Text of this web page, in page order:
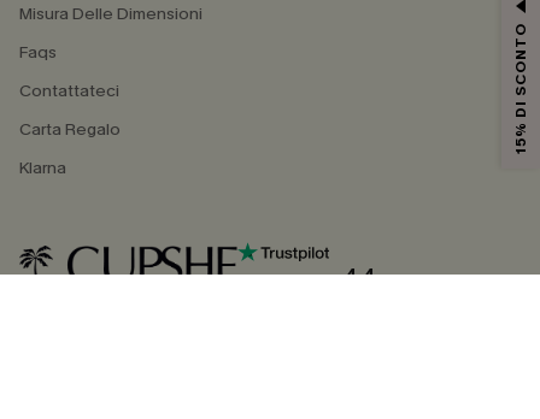
Misura Delle Dimensioni
Faqs
Contattateci
Carta Regalo
Klarna
4.4
15% DI SCONTO